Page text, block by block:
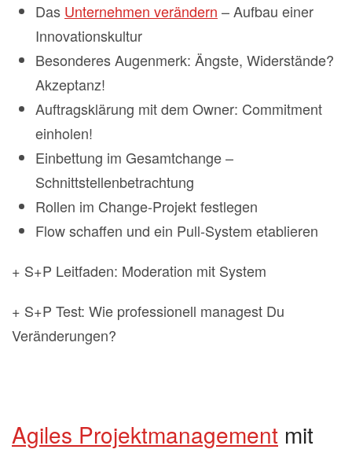
Das Unternehmen verändern – Aufbau einer
Innovationskultur
Besonderes Augenmerk: Ängste, Widerstände?
Akzeptanz!
Auftragsklärung mit dem Owner: Commitment
einholen!
Einbettung im Gesamtchange –
Schnittstellenbetrachtung
Rollen im Change-Projekt festlegen
Flow schaffen und ein Pull-System etablieren
+ S+P Leitfaden: Moderation mit System
+ S+P Test: Wie professionell managest Du
Veränderungen?
Agiles Projektmanagement mit